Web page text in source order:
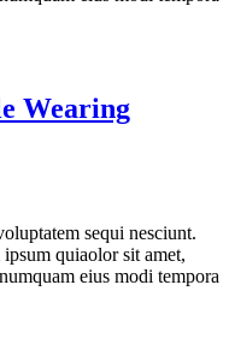
Wearing
sequi nesciunt.
quiaolor sit amet,
eius modi tempora